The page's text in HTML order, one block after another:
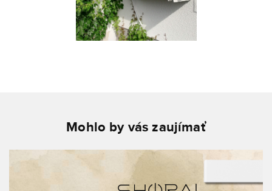
Mohlo by vás zaujímať